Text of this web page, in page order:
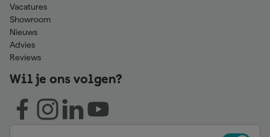
Vacatures
Showroom
Nieuws
Advies
Reviews
Wil je ons volgen?